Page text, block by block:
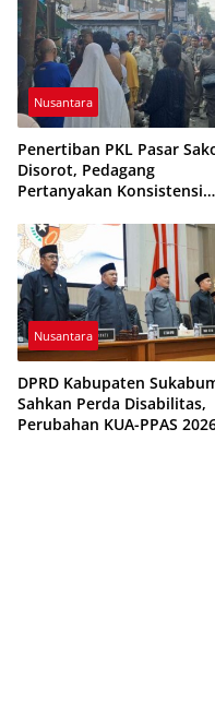
Nusantara
Penertiban PKL Pasar
Disorot, Pedagang
Pertanyakan Konsistensi
Pungutan
Nusantara
DPRD Kabupaten
Sahkan Perda Disabilitas,
Perubahan KUA-PPAS